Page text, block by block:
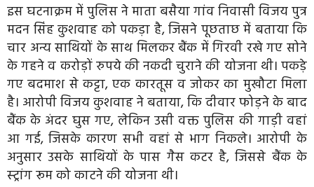
इस घटनाक्रम में पुलिस ने माता बसैया गांव निवासी विजय पुत्र
मदन सिंह कुशवाह को पकड़ा है, जिसने पूछताछ में बताया कि
चार अन्य साथियों के साथ मिलकर बैंक में गिरवी रखे गए सोने
के गहने व करोड़ों रुपये की नकदी चुराने की योजना थी। पकड़े
गए बदमाश से कट्टा, एक कारतूस व जोकर का मुखौटा मिला
है। आरोपी विजय कुशवाह ने बताया, कि दीवार फोड़ने के बाद
बैंक के अंदर घुस गए, लेकिन उसी वक्त पुलिस की गाड़ी वहां
आ गई, जिसके कारण सभी वहां से भाग निकले। आरोपी के
अनुसार उसके साथियों के पास गैस कटर है, जिससे बैंक के
स्ट्रांग रूम को काटने की योजना थी।